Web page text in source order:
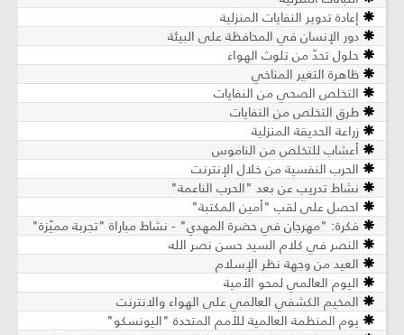
إعادة تدوير النفايات المنزلية
دور الإنسان في المحافظة على البيئة
حلول تحدّ من تلوث الهواء
ظاهرة التغير المناخي
التخلص الصحي من النفايات
طرق التخلص من النفايات
زراعة الحديقة المنزلية
أعشاب للتخلص من الناموس
الحرب النفسية من خلال الإنترنت
نشاط تدريب عن بعد "الحرب الناعمة"
⁠⁠⁠احصل على لقب "أمين المكتبة"
فكرة: "مهرجان في حضرة المهدي" - نشاط مباراة "تجربة مميّزة"
النصر في كلام السيد حسن نصر الله
العيد من وجهة نظر الإسلام
اليوم العالمي لمحو الأمية
المخيم الكشفي العالمي على الهواء والانترنت
يوم المنظمة العالمية للأمم المتحدة "اليونسكو"